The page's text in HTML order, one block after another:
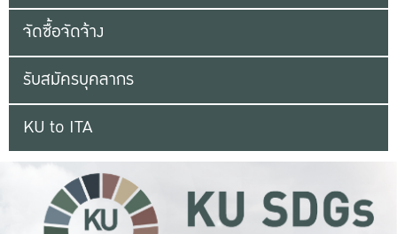
จัดซื้อจัดจ้าง
รับสมัครบุคลากร
KU to ITA